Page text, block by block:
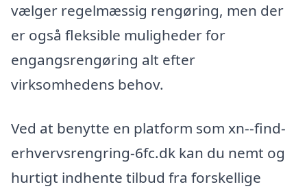
vælger regelmæssig rengøring, men der
er også fleksible muligheder for
engangsrengøring alt efter
virksomhedens behov.
Ved at benytte en platform som xn--find-
erhvervsrengring-6fc.dk kan du nemt og
hurtigt indhente tilbud fra forskellige